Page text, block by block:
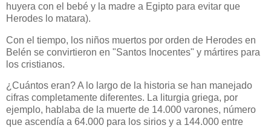
huyera con el bebé y la madre a Egipto para evitar que
Herodes lo matara).
Con el tiempo, los niños muertos por orden de Herodes en
Belén se convirtieron en "Santos Inocentes" y mártires para
los cristianos.
¿Cuántos eran? A lo largo de la historia se han manejado
cifras completamente diferentes. La liturgia griega, por
ejemplo, hablaba de la muerte de 14.000 varones, número
que ascendía a 64.000 para los sirios y a 144.000 entre